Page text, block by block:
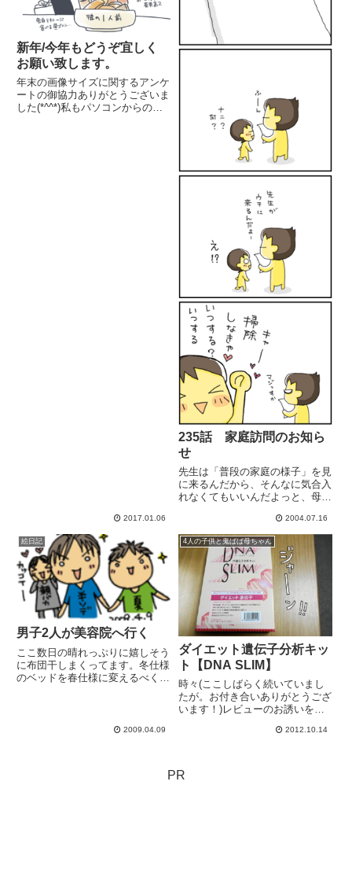
新年/今年もどうぞ宜しく
お願い致します。
年末の画像サイズに関するアンケ
ートの御協力ありがとうございま
した(*^^*)私もパソコンからの投
2017.01.06
235話 家庭訪問のお知ら
せ
先生は「普段の家庭の様子」を見
に来るんだから、そんなに気合入
れなくてもいいんだよっと、母は
2004.07.16
絵日記
男子2人が美容院へ行く
ここ数日の晴れっぷりに嬉しそう
に布団干しまくってます。冬仕様
のベッドを春仕様に変えるべく1
らの服も衣替えコール。「長袖
2009.04.09
4人の子供と鬼ばば母ちゃん
ダイエット遺伝子分析キッ
ト【DNA SLIM】
時々(ここしばらく続いていまし
たが。お付き合いありがとうござ
います！)レビューのお誘いをい
り、体験だったり。今回お誘いい
れダイエット遺伝子分析キット
2012.10.14
PR